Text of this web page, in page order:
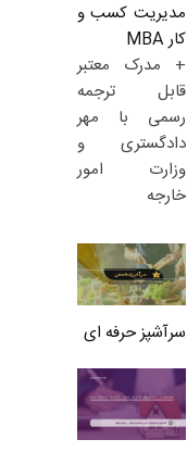
مدیریت کسب و
کار MBA
+ مدرک معتبر
قابل ترجمه
رسمی با مهر
دادگستری و
وزارت امور
خارجه
سرآشپز حرفه ای